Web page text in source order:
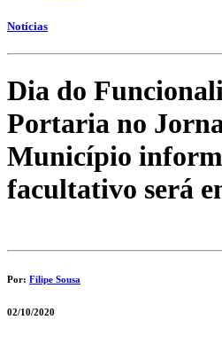
Notícias
Dia do
Portaria no
Município
facultativo será
Por: Filipe Sousa
02/10/2020